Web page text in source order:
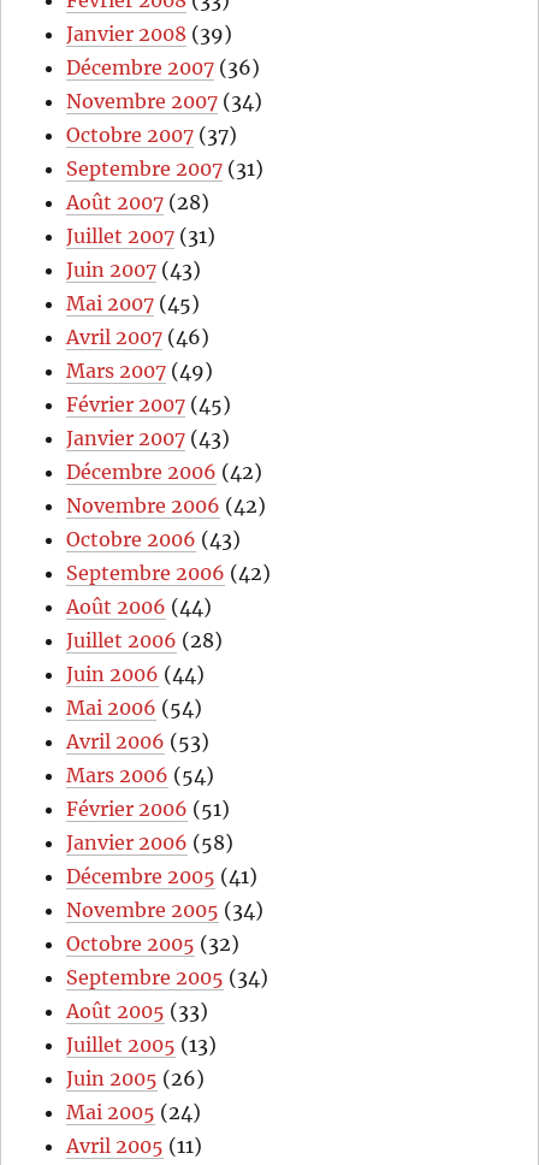
Janvier 2008 (39)
Décembre 2007 (36)
Novembre 2007 (34)
Octobre 2007 (37)
Septembre 2007 (31)
Août 2007 (28)
Juillet 2007 (31)
Juin 2007 (43)
Mai 2007 (45)
Avril 2007 (46)
Mars 2007 (49)
Février 2007 (45)
Janvier 2007 (43)
Décembre 2006 (42)
Novembre 2006 (42)
Octobre 2006 (43)
Septembre 2006 (42)
Août 2006 (44)
Juillet 2006 (28)
Juin 2006 (44)
Mai 2006 (54)
Avril 2006 (53)
Mars 2006 (54)
Février 2006 (51)
Janvier 2006 (58)
Décembre 2005 (41)
Novembre 2005 (34)
Octobre 2005 (32)
Septembre 2005 (34)
Août 2005 (33)
Juillet 2005 (13)
Juin 2005 (26)
Mai 2005 (24)
Avril 2005 (11)